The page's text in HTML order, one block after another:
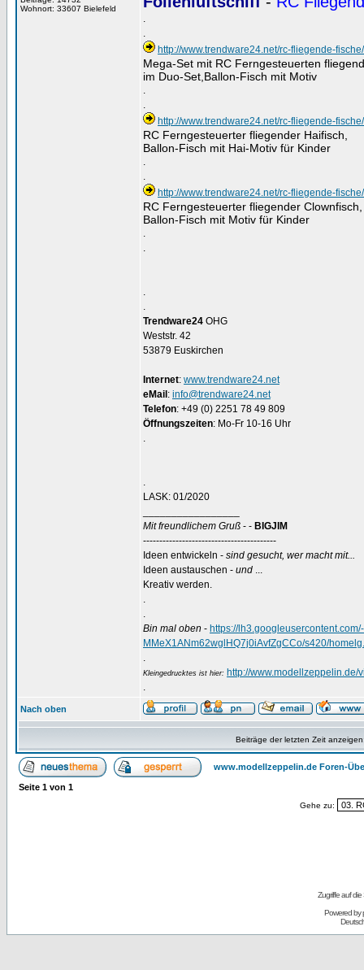
Wohnort: 33607 Bielefeld
.
.
http://www.trendware24.net/rc-fliegende-
Mega-Set mit RC Ferngesteuerten
im Duo-Set,Ballon-Fisch mit Motiv
.
.
http://www.trendware24.net/rc-fliegende-
RC Ferngesteuerter fliegender Haifisch,
Ballon-Fisch mit Hai-Motiv für Kinder
.
.
http://www.trendware24.net/rc-fliegende-
RC Ferngesteuerter fliegender Clownfisch,
Ballon-Fisch mit Motiv für Kinder
.
.
.
.
Trendware24 OHG
Weststr. 42
53879 Euskirchen
Internet: www.trendware24.net
eMail : info@trendware24.net
Telefon: +49 (0) 2251 78 49 809
Öffnungszeiten: Mo-Fr 10-16 Uhr
.
.
LASK: 01/2020
Mit freundlichem Gruß - - BIGJIM
-----------------------------------------
Ideen entwickeln - sind gesucht, wer macht mit...
Ideen austauschen - und ...
Kreativ werden.
.
.
Bin mal oben - https://
MMeX1ANm62wglHQ7j0iAvfZgCCo/s420/
.
Kleingedrucktes ist hier: http://
.
Nach oben
Beiträge der letzten Zeit
www.modellzeppelin.de Foren-
Seite 1 von 1
Gehe zu:
Zugriffe auf
Powered by